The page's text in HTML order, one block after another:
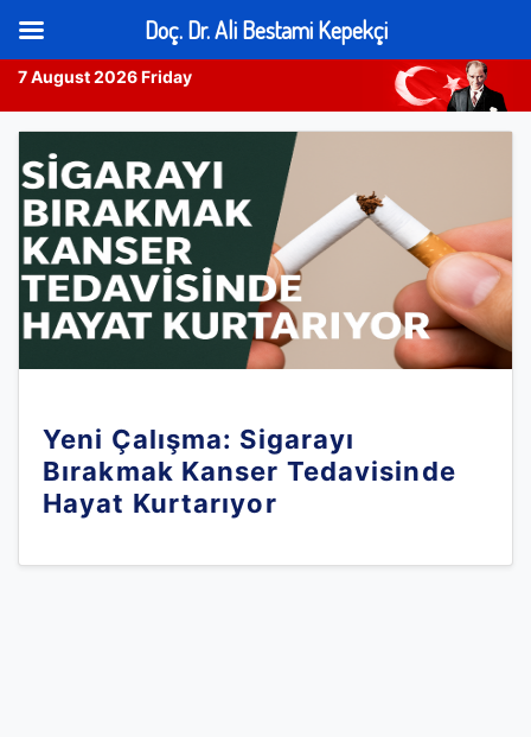
7 August 2026 Friday
content
Yeni Çalışma: Sigarayı
Bırakmak Kanser Tedavisinde
Hayat Kurtarıyor
Doç. Dr. Ali Bestami Kepekçi